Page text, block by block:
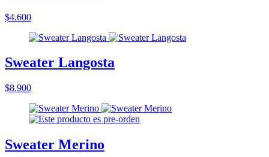
$4.600
Sweater Langosta
$8.900
Sweater Merino